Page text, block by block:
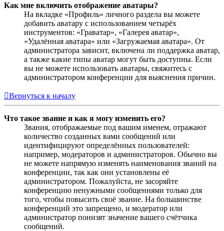
Как мне включить отображение аватары?
На вкладке «Профиль» личного раздела вы можете
добавить аватару с использованием четырёх
инструментов: «Граватар», «Галерея аватар»,
«Удалённая аватара» или «Загружаемая аватара». От
администратора зависит, включена ли поддержка аватар,
а также какие типы аватар могут быть доступны. Если
вы не можете использовать аватары, свяжитесь с
администратором конференции для выяснения причин.
Вернуться к началу
Что такое звание и как я могу изменить его?
Звания, отображаемые под вашим именем, отражают
количество созданных вами сообщений или
идентифицируют определённых пользователей:
например, модераторов и администраторов. Обычно вы
не можете напрямую изменять наименования званий на
конференции, так как они установлены её
администратором. Пожалуйста, не засоряйте
конференцию ненужными сообщениями только для
того, чтобы повысить своё звание. На большинстве
конференций это запрещено, и модератор или
администратор понизят значение вашего счётчика
сообщений.